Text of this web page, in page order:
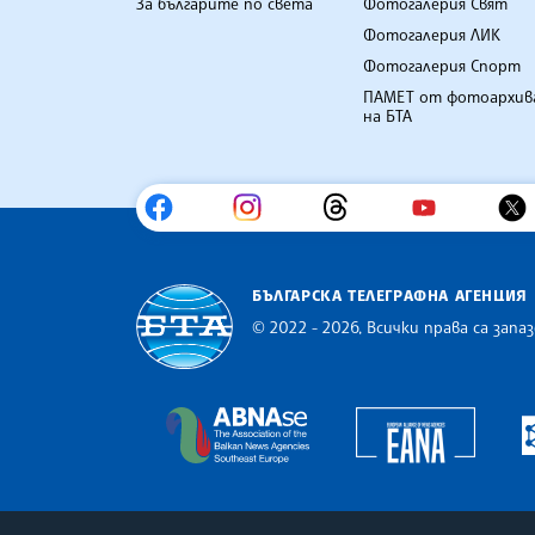
За българите по света
Фотогалерия Свят
Фотогалерия ЛИК
Фотогалерия Спорт
ПАМЕТ от
на БТА
БЪЛГАРСКА ТЕЛЕГРАФНА АГЕНЦИЯ
© 2022 - 2026, Всички права са
The Assocoation of the